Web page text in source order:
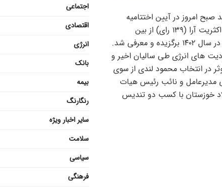
امروز در آیین اختتامیه
سمپوزیوم فولاد ۴۰۲ محمود لندی معاون بهره برداری شرکت فولاد خوزستان با کسب اکثریت آرا (۱۳۹ رای) از بین
مجموع آرا واصل شده از نخبگان صنعت فولاد ایران به عنوان مرد سال صنعت ایران در سال ۱۴۰۲ برگزیده و معرفی شد.
های انرژی طی سالیان اخیر و
در انتخاب محمود لندی از سوی
است پیش از این در سال ۱۴۰۰ امین ابراهیمی مدیرعامل و نائب رئیس هیات
خوزستان با کسب دو تندیس
اجتماعی
اقتصادی
انرژی
بانک
بیمه
رنگارنگ
سایر اخبار ویژه
سلامت
سیاسی
فرهنگی